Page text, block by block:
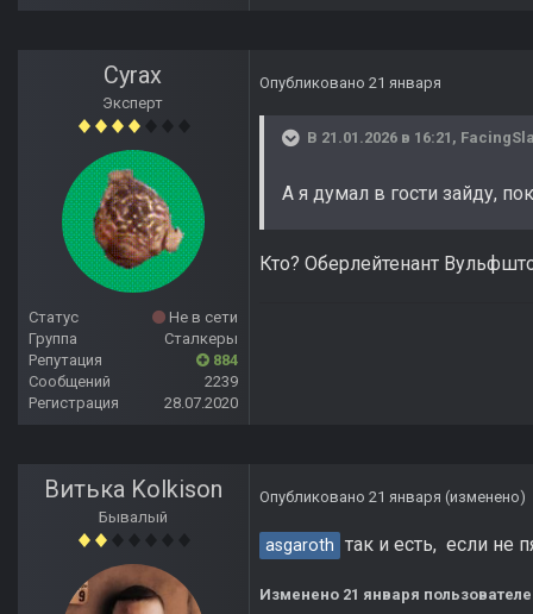
Cyrax
Эксперт
Статус
Не в сети
Группа
Сталкеры
Репутация
884
Сообщений
2239
Регистрация
28.07.2020
Опубликовано 21 января
В 21.01.2026 в 16:21,
А я думал в гости зайду,
Кто? Оберлейтенант
Витька Kolkison
Бывалый
Опубликовано 21 января (изменено)
asgaroth так и есть, если не
Изменено 21 января